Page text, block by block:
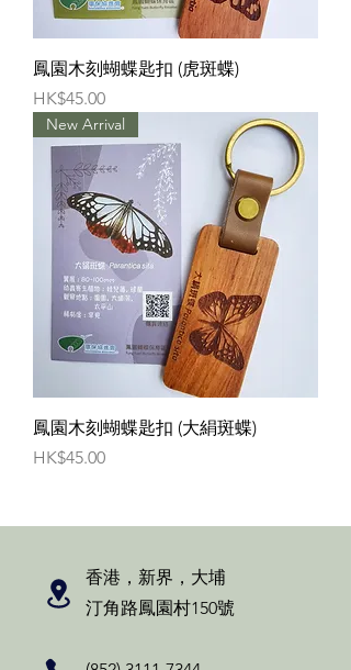
鳳園木刻蝴蝶匙扣 (虎斑蝶)
價格
HK$45.00
New Arrival
鳳園木刻蝴蝶匙扣 (大絹斑蝶)
價格
HK$45.00
香港，新界，大埔
汀角路鳳園村150號